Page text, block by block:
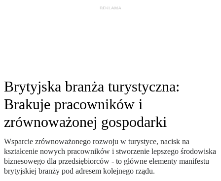
Brytyjska branża turystyczna:
Brakuje pracowników i
zrównoważonej gospodarki
Wsparcie zrównoważonego rozwoju w turystyce, nacisk na
kształcenie nowych pracowników i stworzenie lepszego środowiska
biznesowego dla przedsiębiorców - to główne elementy manifestu
brytyjskiej branży pod adresem kolejnego rządu.